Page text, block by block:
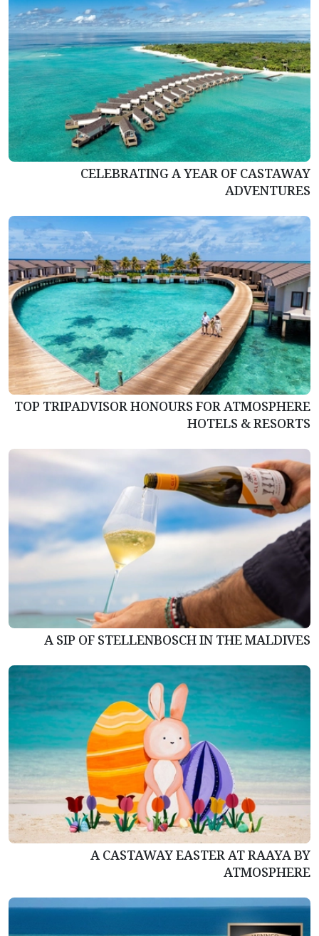
CELEBRATING A YEAR OF CASTAWAY
ADVENTURES
TOP TRIPADVISOR HONOURS FOR ATMOSPHERE
HOTELS & RESORTS
A SIP OF STELLENBOSCH IN THE MALDIVES
A CASTAWAY EASTER AT RAAYA BY
ATMOSPHERE